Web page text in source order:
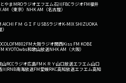
やまMROラジオエフエム石川FBCラジオFM福井
AM（東京） NHK AM（名古屋）
AICHI ＦＭ ＧＩＦＵ SBSラジオK-MIX SHIZUOKA
FM802FM大阪ラジオ関西Kiss FM KOBE
KYOTOwbs和歌山放送NHK AM（大阪）
山RCCラジオ広島FM ＫＲＹ山口放送エフエム山口
川RNB南海放送FM愛媛RKC高知放送エフエム高知